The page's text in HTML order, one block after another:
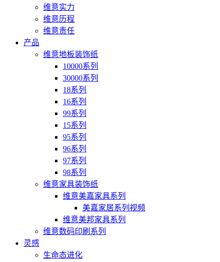
维意实力
维意历程
维意责任
产品
维意地板装饰纸
10000系列
30000系列
18系列
16系列
99系列
15系列
95系列
96系列
97系列
98系列
维意家具装饰纸
维意美嘉家具系列
美嘉家居系列视频
维意美邦家具系列
维意数码印刷系列
灵感
生命态进化